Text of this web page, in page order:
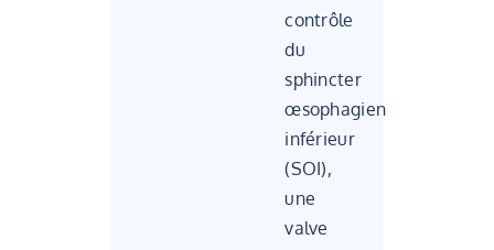
contrôle
du
sphincter
œsophagien
inférieur
(SOI),
une
valve